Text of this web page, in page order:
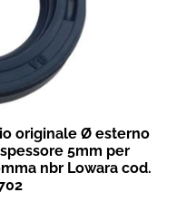
originale Ø esterno
5mm per
nbr Lowara cod.